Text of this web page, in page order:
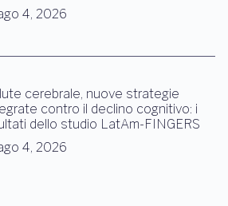
4, 2026
cerebrale, nuove strategie
contro il declino cognitivo: i
dello studio LatAm-FINGERS
4, 2026